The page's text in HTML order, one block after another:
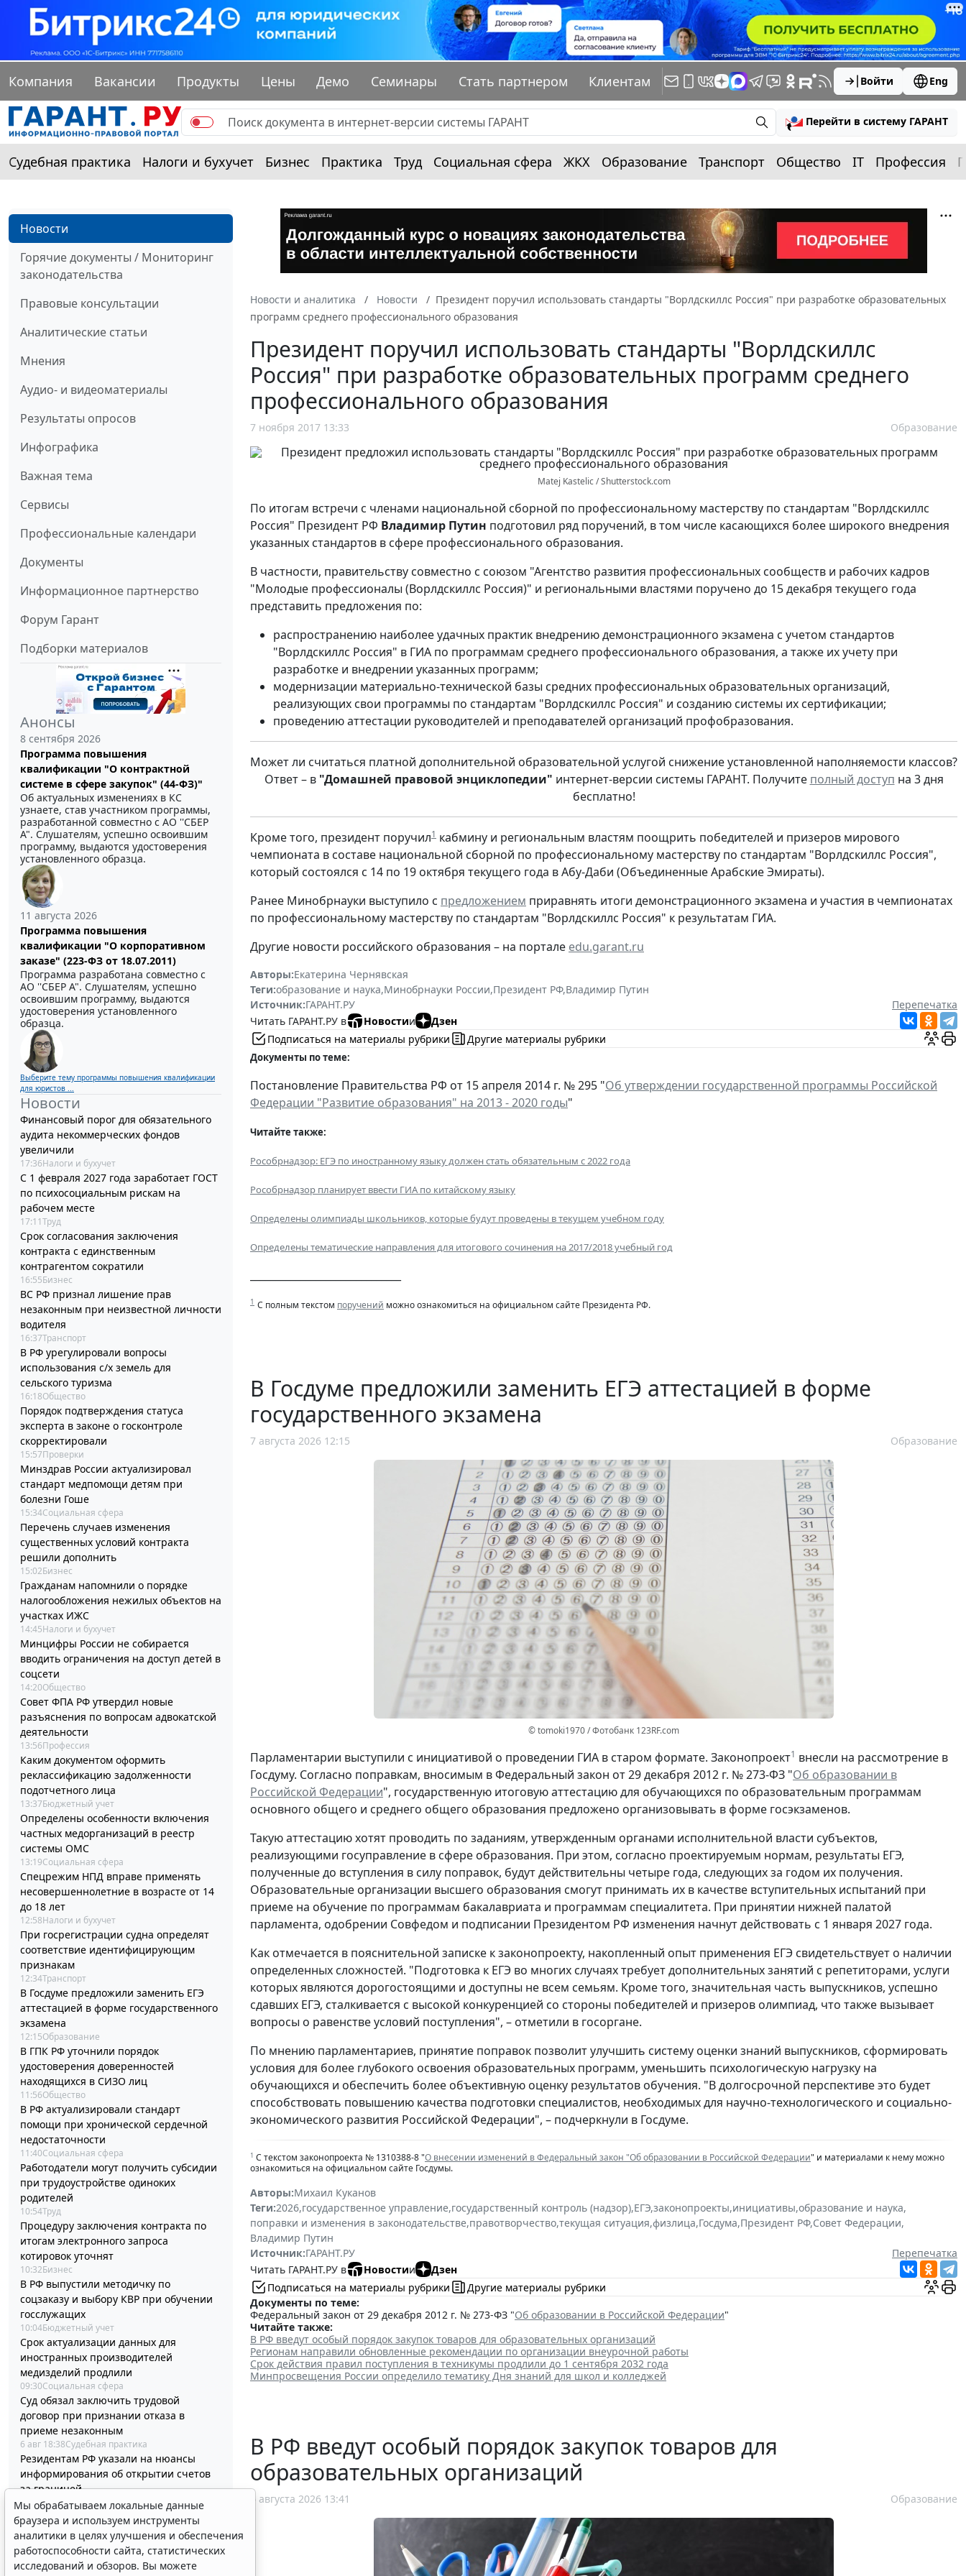
Компания Вакансии Продукты Цены Демо Семинары Стать партнером Клиентам Войти Eng
Перейти в систему ГАРАНТ
Судебная практика Налоги и бухучет Бизнес Практика Труд Социальная сфера ЖКХ Образование Транспорт Общество IT Профессия
Новости
Горячие документы / Мониторинг
законодательства
Правовые консультации
Аналитические статьи
Мнения
Аудио- и видеоматериалы
Результаты опросов
Инфографика
Важная тема
Сервисы
Профессиональные календари
Документы
Информационное партнерство
Форум Гарант
Подборки материалов
Анонсы
8 сентября 2026
Программа повышения
квалификации "О контрактной
системе в сфере закупок" (44-ФЗ)"
Об актуальных изменениях в КС
узнаете, став участником программы,
разработанной совместно с АО ''СБЕР
А". Слушателям, успешно освоившим
программу, выдаются удостоверения
установленного образца.
11 августа 2026
Программа повышения
квалификации "О корпоративном
заказе" (223-ФЗ от 18.07.2011)
Программа разработана совместно с
АО ''СБЕР А". Слушателям, успешно
освоившим программу, выдаются
удостоверения установленного
образца.
Выберите тему программы повышения квалификации
для юристов ...
Новости
Финансовый порог для обязательного
аудита некоммерческих фондов
увеличили
17:36Налоги и бухучет
С 1 февраля 2027 года заработает ГОСТ
по психосоциальным рискам на
рабочем месте
17:11Труд
Срок согласования заключения
контракта с единственным
контрагентом сократили
16:55Бизнес
ВС РФ признал лишение прав
незаконным при неизвестной личности
водителя
16:37Транспорт
В РФ урегулировали вопросы
использования с/х земель для
сельского туризма
16:18Общество
Порядок подтверждения статуса
эксперта в законе о госконтроле
скорректировали
15:57Проверки
Минздрав России актуализировал
стандарт медпомощи детям при
болезни Гоше
15:34Социальная сфера
Перечень случаев изменения
существенных условий контракта
решили дополнить
15:02Бизнес
Гражданам напомнили о порядке
налогообложения нежилых объектов на
участках ИЖС
14:45Налоги и бухучет
Минцифры России не собирается
вводить ограничения на доступ детей в
соцсети
14:20Общество
Совет ФПА РФ утвердил новые
разъяснения по вопросам адвокатской
деятельности
13:56Профессия
Каким документом оформить
реклассификацию задолженности
подотчетного лица
13:37Бюджетный учет
Определены особенности включения
частных медорганизаций в реестр
системы ОМС
13:19Социальная сфера
Спецрежим НПД вправе применять
несовершеннолетние в возрасте от 14
до 18 лет
12:58Налоги и бухучет
При госрегистрации судна определят
соответствие идентифицирующим
признакам
12:34Транспорт
В Госдуме предложили заменить ЕГЭ
аттестацией в форме государственного
экзамена
12:15Образование
В ГПК РФ уточнили порядок
удостоверения доверенностей
находящихся в СИЗО лиц
11:56Общество
В РФ актуализировали стандарт
помощи при хронической сердечной
недостаточности
11:40Социальная сфера
Работодатели могут получить субсидии
при трудоустройстве одиноких
родителей
10:54Труд
Процедуру заключения контракта по
итогам электронного запроса
котировок уточнят
10:32Бизнес
В РФ выпустили методичку по
соцзаказу и выбору КВР при обучении
госслужащих
10:04Бюджетный учет
Срок актуализации данных для
иностранных производителей
медизделий продлили
09:30Социальная сфера
Суд обязал заключить трудовой
договор при признании отказа в
приеме незаконным
6 авг 18:38Судебная практика
Резидентам РФ указали на нюансы
информирования об открытии счетов
за границей
6 авг 18:27Налоги и бухучет
Племенные свидетельства и паспорта
решено перевести в электронный
формат
Новости и аналитика Новости
Президент поручил использовать стандарты "Ворлдскиллс Россия" при разработке образовательных
программ среднего профессионального образования
Президент поручил использовать стандарты "Ворлдскиллс
Россия" при разработке образовательных программ среднего
профессионального образования
7 ноября 2017 13:33 Образование
Matej Kastelic / Shutterstock.com
По итогам встречи с членами национальной сборной по профессиональному мастерству по стандартам "Ворлдскиллс
Россия" Президент РФ Владимир Путин подготовил ряд поручений, в том числе касающихся более широкого внедрения
указанных стандартов в сфере профессионального образования.
В частности, правительству совместно с союзом "Агентство развития профессиональных сообществ и рабочих кадров
"Молодые профессионалы (Ворлдскиллс Россия)" и региональными властями поручено до 15 декабря текущего года
представить предложения по:
распространению наиболее удачных практик внедрению демонстрационного экзамена с учетом стандартов
"Ворлдскиллс Россия" в ГИА по программам среднего профессионального образования, а также их учету при
разработке и внедрении указанных программ;
модернизации материально-технической базы средних профессиональных образовательных организаций,
реализующих свои программы по стандартам "Ворлдскиллс Россия" и созданию системы их сертификации;
проведению аттестации руководителей и преподавателей организаций профобразования.
Может ли считаться платной дополнительной образовательной услугой снижение установленной наполняемости классов?
Ответ – в "Домашней правовой энциклопедии" интернет-версии системы ГАРАНТ. Получите полный доступ на 3 дня
бесплатно!
Кроме того, президент поручил1 кабмину и региональным властям поощрить победителей и призеров мирового
чемпионата в составе национальной сборной по профессиональному мастерству по стандартам "Ворлдскиллс Россия",
который состоялся с 14 по 19 октября текущего года в Абу-Даби (Объединенные Арабские Эмираты).
Ранее Минобрнауки выступило с предложением приравнять итоги демонстрационного экзамена и участия в чемпионатах
по профессиональному мастерству по стандартам "Ворлдскиллс Россия" к результатам ГИА.
Другие новости российского образования – на портале edu.garant.ru
Авторы:Екатерина Чернявская
Теги:образование и наука,Минобрнауки России,Президент РФ,Владимир Путин
Источник:ГАРАНТ.РУ
Перепечатка
Читать ГАРАНТ.РУ в
Новостии
Дзен
Подписаться на материалы рубрики
Другие материалы рубрики
Документы по теме:
Постановление Правительства РФ от 15 апреля 2014 г. № 295 "Об утверждении государственной программы Российской
Федерации "Развитие образования" на 2013 - 2020 годы"
Читайте также:
Рособрнадзор: ЕГЭ по иностранному языку должен стать обязательным с 2022 года
Рособрнадзор планирует ввести ГИА по китайскому языку
Определены олимпиады школьников, которые будут проведены в текущем учебном году
Определены тематические направления для итогового сочинения на 2017/2018 учебный год
1 С полным текстом поручений можно ознакомиться на официальном сайте Президента РФ.
В Госдуме предложили заменить ЕГЭ аттестацией в форме
государственного экзамена
7 августа 2026 12:15 Образование
© tomoki1970 / Фотобанк 123RF.com
Парламентарии выступили с инициативой о проведении ГИА в старом формате. Законопроект1 внесли на рассмотрение в
Госдуму. Согласно поправкам, вносимым в Федеральный закон от 29 декабря 2012 г. № 273-ФЗ "Об образовании в
Российской Федерации", государственную итоговую аттестацию для обучающихся по образовательным программам
основного общего и среднего общего образования предложено организовывать в форме госэкзаменов.
Такую аттестацию хотят проводить по заданиям, утвержденным органами исполнительной власти субъектов,
реализующими госуправление в сфере образования. При этом, согласно проектируемым нормам, результаты ЕГЭ,
полученные до вступления в силу поправок, будут действительны четыре года, следующих за годом их получения.
Образовательные организации высшего образования смогут принимать их в качестве вступительных испытаний при
приеме на обучение по программам бакалавриата и программам специалитета. При принятии нижней палатой
парламента, одобрении Совфедом и подписании Президентом РФ изменения начнут действовать с 1 января 2027 года.
Как отмечается в пояснительной записке к законопроекту, накопленный опыт применения ЕГЭ свидетельствует о наличии
определенных сложностей. "Подготовка к ЕГЭ во многих случаях требует дополнительных занятий с репетиторами, услуги
которых являются дорогостоящими и доступны не всем семьям. Кроме того, значительная часть выпускников, успешно
сдавших ЕГЭ, сталкивается с высокой конкуренцией со стороны победителей и призеров олимпиад, что также вызывает
вопросы о равенстве условий поступления", – отметили в госоргане.
По мнению парламентариев, принятие поправок позволит улучшить систему оценки знаний выпускников, сформировать
условия для более глубокого освоения образовательных программ, уменьшить психологическую нагрузку на
обучающихся и обеспечить более объективную оценку результатов обучения. "В долгосрочной перспективе это будет
способствовать повышению качества подготовки специалистов, необходимых для научно-технологического и социально-
экономического развития Российской Федерации", – подчеркнули в Госдуме.
1 С текстом законопроекта № 1310388-8 "О внесении изменений в Федеральный закон "Об образовании в Российской Федерации" и материалами к нему можно
ознакомиться на официальном сайте Госдумы.
Авторы:Михаил Куканов
Теги:2026,государственное управление,государственный контроль (надзор),ЕГЭ,законопроекты,инициативы,образование и наука,
поправки и изменения в законодательстве,правотворчество,текущая ситуация,физлица,Госдума,Президент РФ,Совет Федерации,
Владимир Путин
Источник:ГАРАНТ.РУ
Перепечатка
Читать ГАРАНТ.РУ в
Новостии
Дзен
Подписаться на материалы рубрики
Другие материалы рубрики
Документы по теме:
Федеральный закон от 29 декабря 2012 г. № 273-ФЗ "Об образовании в Российской Федерации"
Читайте также:
В РФ введут особый порядок закупок товаров для образовательных организаций
Регионам направили обновленные рекомендации по организации внеурочной работы
Срок действия правил поступления в техникумы продлили до 1 сентября 2032 года
Минпросвещения России определило тематику Дня знаний для школ и колледжей
В РФ введут особый порядок закупок товаров для
образовательных организаций
6 августа 2026 13:41 Образование
Мы обрабатываем локальные данные
браузера и используем инструменты
аналитики в целях улучшения и обеспечения
работоспособности сайта, статистических
исследований и обзоров. Вы можете